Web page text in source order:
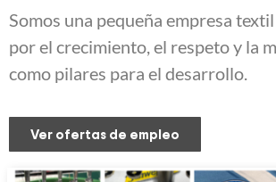
Somos una pequeña empresa
por el crecimiento, el respeto y la
como pilares para el desarrollo.
Ver ofertas de empleo